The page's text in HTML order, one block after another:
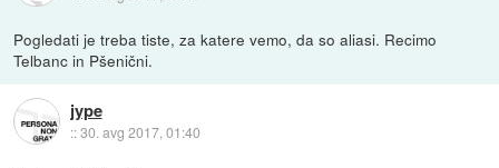
Pogledati je treba tiste, za katere vemo, da so aliasi. Recimo
Telbanc in Pšenični.
jype
::30. avg 2017, 01:40